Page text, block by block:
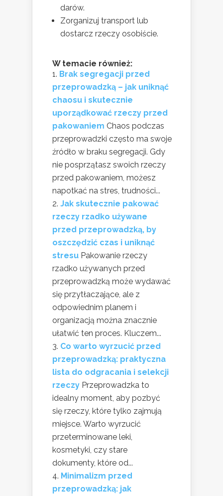
darów.
Zorganizuj transport lub
dostarcz rzeczy osobiście.
W temacie również:
Brak segregacji przed
przeprowadzką – jak uniknąć
chaosu i skutecznie
uporządkować rzeczy przed
pakowaniem Chaos podczas
przeprowadzki często ma swoje
źródło w braku segregacji. Gdy
nie posprzątasz swoich rzeczy
przed pakowaniem, możesz
napotkać na stres, trudności...
Jak skutecznie pakować
rzeczy rzadko używane
przed przeprowadzką, by
oszczędzić czas i uniknąć
stresu Pakowanie rzeczy
rzadko używanych przed
przeprowadzką może wydawać
się przytłaczające, ale z
odpowiednim planem i
organizacją można znacznie
ułatwić ten proces. Kluczem...
Co warto wyrzucić przed
przeprowadzką: praktyczna
lista do odgracania i selekcji
rzeczy Przeprowadzka to
idealny moment, aby pozbyć
się rzeczy, które tylko zajmują
miejsce. Warto wyrzucić
przeterminowane leki,
kosmetyki, czy stare
dokumenty, które od...
Minimalizm przed
przeprowadzką: jak